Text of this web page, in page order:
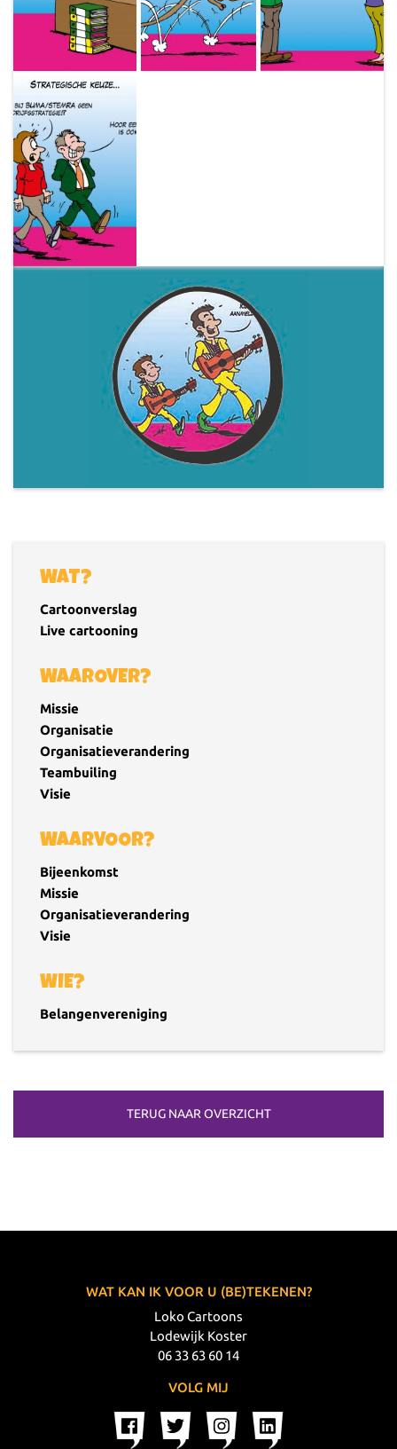
WAT?
Cartoonverslag
Live cartooning
WAAROVER?
Missie
Organisatie
Organisatieverandering
Teambuiling
Visie
WAARVOOR?
Bijeenkomst
Missie
Organisatieverandering
Visie
WIE?
Belangenvereniging
TERUG NAAR OVERZICHT
WAT KAN IK VOOR U (BE)TEKENEN?
Loko Cartoons
Lodewijk Koster
06 33 63 60 14
VOLG MIJ